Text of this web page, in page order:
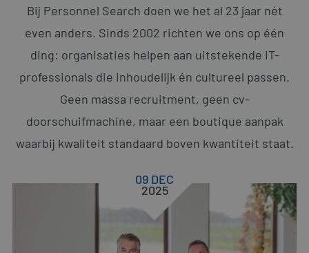
Bij Personnel Search doen we het al 23 jaar nét
even anders. Sinds 2002 richten we ons op één
ding: organisaties helpen aan uitstekende IT-
professionals die inhoudelijk én cultureel passen.
Geen massa recruitment, geen cv-
doorschuifmachine, maar een boutique aanpak
waarbij kwaliteit standaard boven kwantiteit staat.
09 DEC
2025